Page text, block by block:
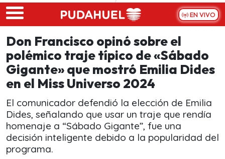
Skip to main content
EN VIVO
Don Francisco opinó sobre el
polémico traje típico de «Sábado
Gigante» que mostró Emilia Dides
en el Miss Universo 2024
El comunicador defendió la elección de Emilia
Dides, señalando que usar un traje que rendía
homenaje a “Sábado Gigante”, fue una
decisión inteligente debido a la popularidad del
programa.